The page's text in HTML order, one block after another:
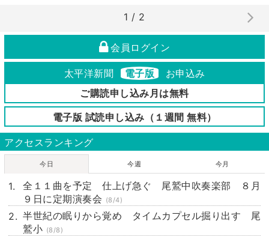
1 / 2
会員ログイン
太平洋新聞 電子版
お申込み
ご購読申し込み月は無料
電子版 試読申し込み（１週間 無料）
アクセスランキング
今日 今週 今月
全１１曲を予定 仕上げ急ぐ 尾鷲中吹奏楽部 ８月
９日に定期演奏会 (8/4)
半世紀の眠りから覚め タイムカプセル掘り出す 尾
鷲小 (8/8)